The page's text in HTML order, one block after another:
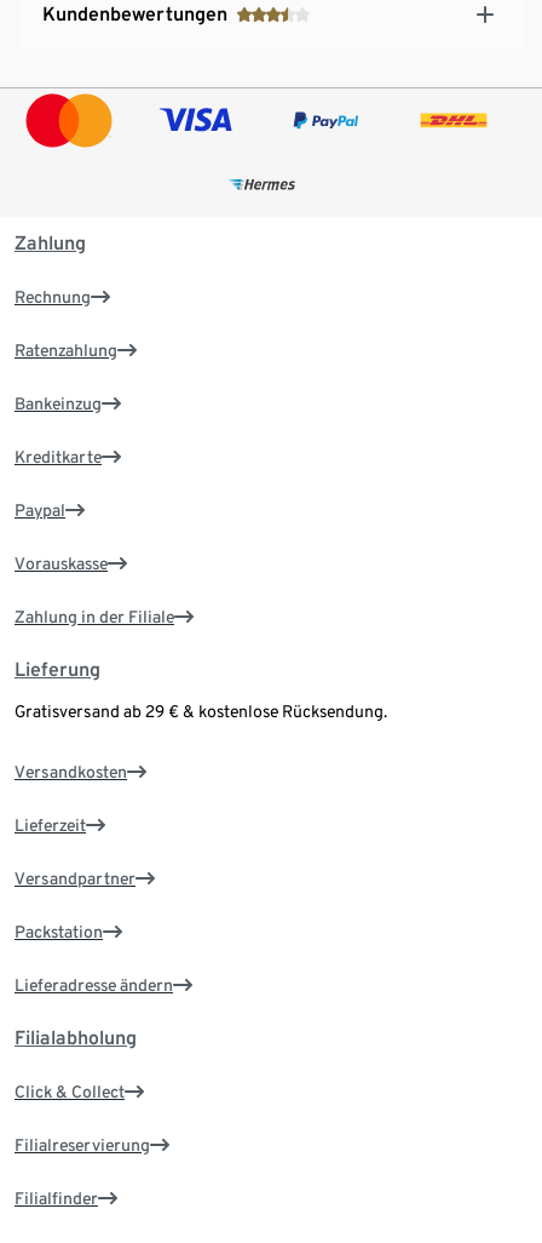
Kundenbewertungen
Zahlung
Rechnung
Ratenzahlung
Bankeinzug
Kreditkarte
Paypal
Vorauskasse
Zahlung in der Filiale
Lieferung
Gratisversand ab 29 € & kostenlose Rücksendung.
Versandkosten
Lieferzeit
Versandpartner
Packstation
Lieferadresse ändern
Filialabholung
Click & Collect
Filialreservierung
Filialfinder